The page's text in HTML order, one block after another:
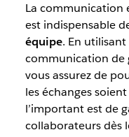
La communication
est indispensable
équipe. En
communication de
vous assurez de
les échanges
l’important est de
collaborateurs dès